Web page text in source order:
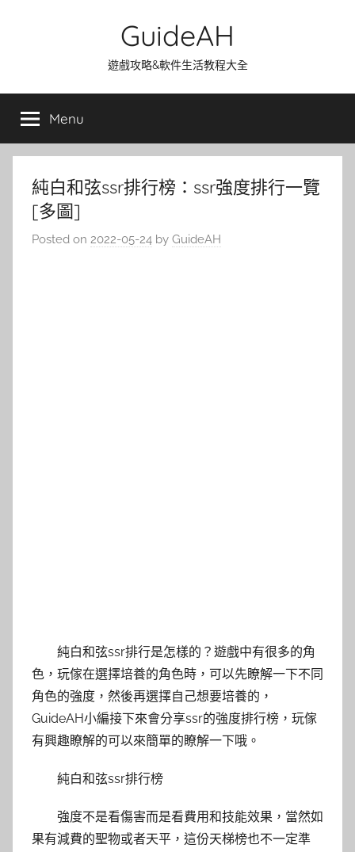
GuideAH
遊戲攻略&軟件生活教程大全
Menu
純白和弦ssr排行榜：ssr強度排行一覽
[多圖]
Posted on 2022-05-24 by GuideAH
純白和弦ssr排行是怎樣的？遊戲中有很多的角
色，玩傢在選擇培養的角色時，可以先瞭解一下不同
角色的強度，然後再選擇自己想要培養的，
GuideAH小編接下來會分享ssr的強度排行榜，玩傢
有興趣瞭解的可以來簡單的瞭解一下哦。
純白和弦ssr排行榜
強度不是看傷害而是看費用和技能效果，當然如
果有減費的聖物或者天平，這份天梯榜也不一定準